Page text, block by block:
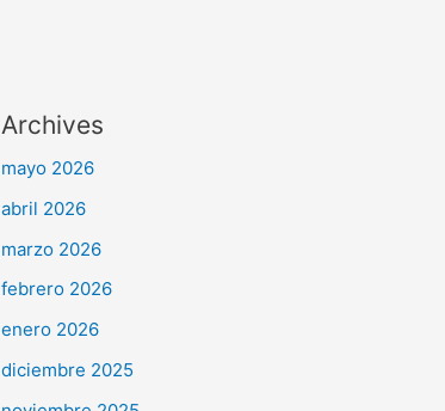
Archives
mayo 2026
abril 2026
marzo 2026
febrero 2026
enero 2026
diciembre 2025